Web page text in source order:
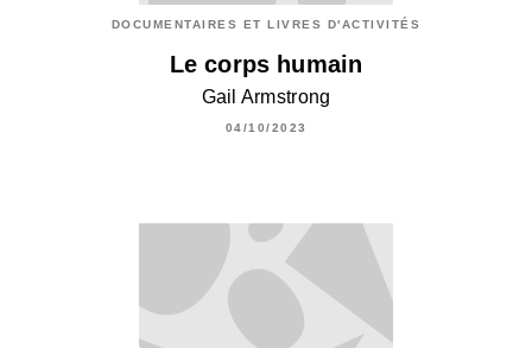
DOCUMENTAIRES ET LIVRES D'ACTIVITÉS
Le corps humain
Gail Armstrong
04/10/2023